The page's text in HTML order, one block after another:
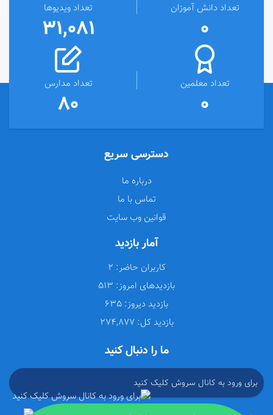
تعداد دانش آموزان
0
تعداد ویدیوها
31,081
تعداد معلمین
0
تعداد مدارس
80
دسترسی سریع
درباره ما
تماس با ما
قوانین وب سایت
آمار بازدید
کاربران حاضر:
بازدیدهای امروز:
بازدید دیروز:
بازدید کل: 274,877
ما را دنبال کنید
برای ورود به کانال سروش کلیک کنید